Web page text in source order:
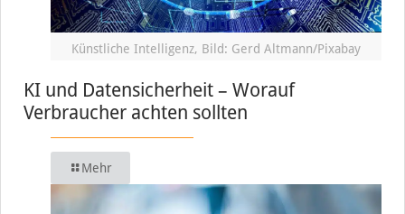
Künstliche Intelligenz, Bild: Gerd Altmann/Pixabay
KI und Datensicherheit – Worauf
Verbraucher achten sollten
Mehr